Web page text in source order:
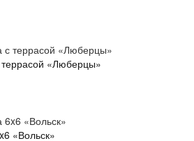
террасой «Люберцы»
«Вольск»